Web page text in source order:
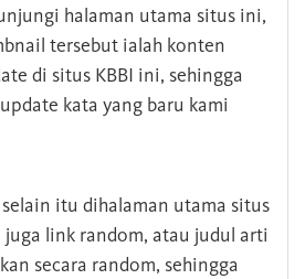
halaman utama situs ini,
tersebut ialah konten
di situs KBBI ini, sehingga
kata yang baru kami
itu dihalaman utama situs
link random, atau judul arti
secara random, sehingga